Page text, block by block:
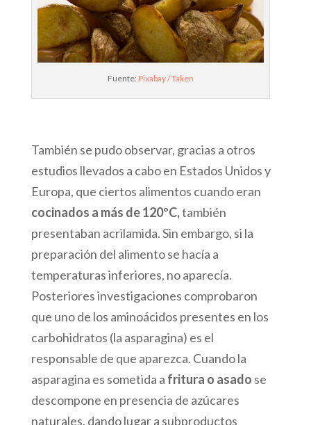
Fuente: Pixabay / Taken
También se pudo observar, gracias a otros
estudios llevados a cabo en Estados Unidos y
Europa, que ciertos alimentos cuando eran
cocinados a más de 120ºC,también
presentaban acrilamida. Sin embargo, si la
preparación del alimento se hacía a
temperaturas inferiores, no aparecía.
Posteriores investigaciones comprobaron
que uno de los aminoácidos presentes en los
carbohidratos (la asparagina) es el
responsable de que aparezca. Cuando la
asparagina es sometida a fritura o asado se
descompone en presencia de azúcares
naturales, dando lugar a subproductos